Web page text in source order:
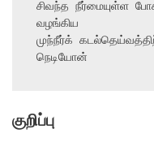
சிவந்த நீர்மையுள்ள
வழங்கிய
முந்நீர்க்
நெடியோன்
குறிப்பு